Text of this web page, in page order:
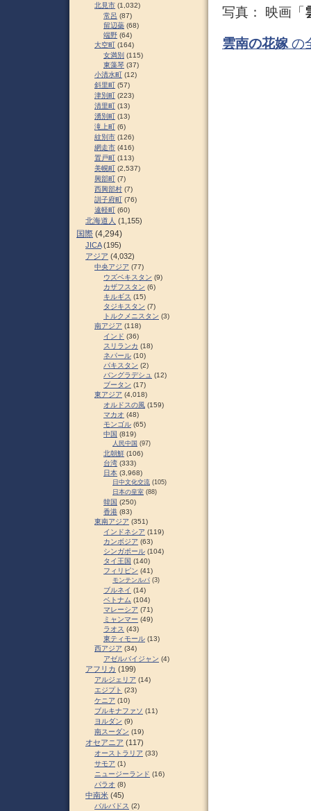
写真： 映画「
雲南の花嫁 の
北見市 (1,032)
常呂 (87)
留辺蘂 (68)
端野 (64)
大空町 (164)
女満別 (115)
東藻琴 (37)
小清水町 (12)
斜里町 (57)
津別町 (223)
清里町 (13)
湧別町 (13)
滝上町 (6)
紋別市 (126)
網走市 (416)
置戸町 (113)
美幌町 (2,537)
興部町 (7)
西興部村 (7)
訓子府町 (76)
遠軽町 (60)
北海道人 (1,155)
国際 (4,294)
JICA(195)
アジア (4,032)
中央アジア (77)
ウズベキスタン (9)
カザフスタン (6)
キルギス (15)
タジキスタン (7)
トルクメニスタン (3)
南アジア (118)
インド (36)
スリランカ (18)
ネパール (10)
パキスタン (2)
バングラデシュ (12)
ブータン (17)
東アジア (4,018)
オルドスの風 (159)
マカオ (48)
モンゴル (65)
中国 (819)
人民中国 (97)
北朝鮮 (106)
台湾 (333)
日本 (3,968)
日中文化交流 (105)
日本の皇室 (88)
韓国 (250)
香港 (83)
東南アジア (351)
インドネシア (119)
カンボジア (63)
シンガポール (104)
タイ王国 (140)
フィリピン (41)
モンテンルパ (3)
ブルネイ (14)
ベトナム (104)
マレーシア (71)
ミャンマー (49)
ラオス (43)
東ティモール (13)
西アジア (34)
アゼルバイジャン (4)
アフリカ (199)
アルジェリア (14)
エジプト (23)
ケニア (10)
ブルキナファソ (11)
ヨルダン (9)
南スーダン (19)
オセアニア (117)
オーストラリア (33)
サモア (1)
ニュージーランド (16)
パラオ (8)
中南米 (45)
バルバドス (2)